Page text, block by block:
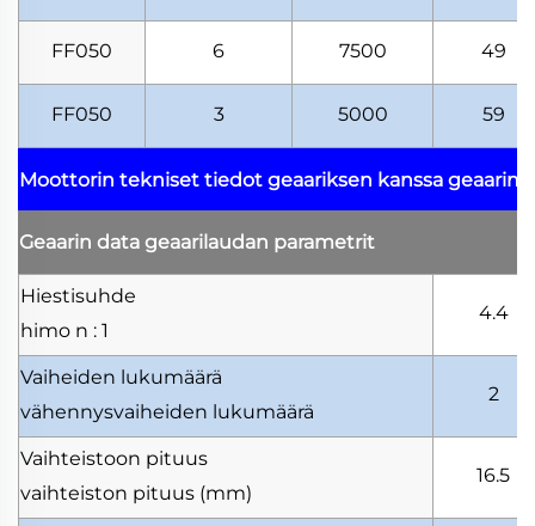
FF050 6 7500 49
FF050 3 5000 59
Moottorin tekniset tiedot geaariksen kanssa
Geaarin data geaarilaudan parametrit
Hiestisuhde
himo n : 1
4.4
Vaiheiden lukumäärä
vähennysvaiheiden lukumäärä
2
Vaihteistoon pituus
vaihteiston pituus (mm)
16.5